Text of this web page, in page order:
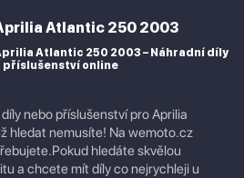
Atlantic 250 2003
Atlantic 250 2003 – Náhradní díly
příslušenství online
nebo příslušenství pro Aprilia
hledat nemusíte! Na wemoto.cz
hledáte skvělou
a chcete mít díly co nejrychleji u